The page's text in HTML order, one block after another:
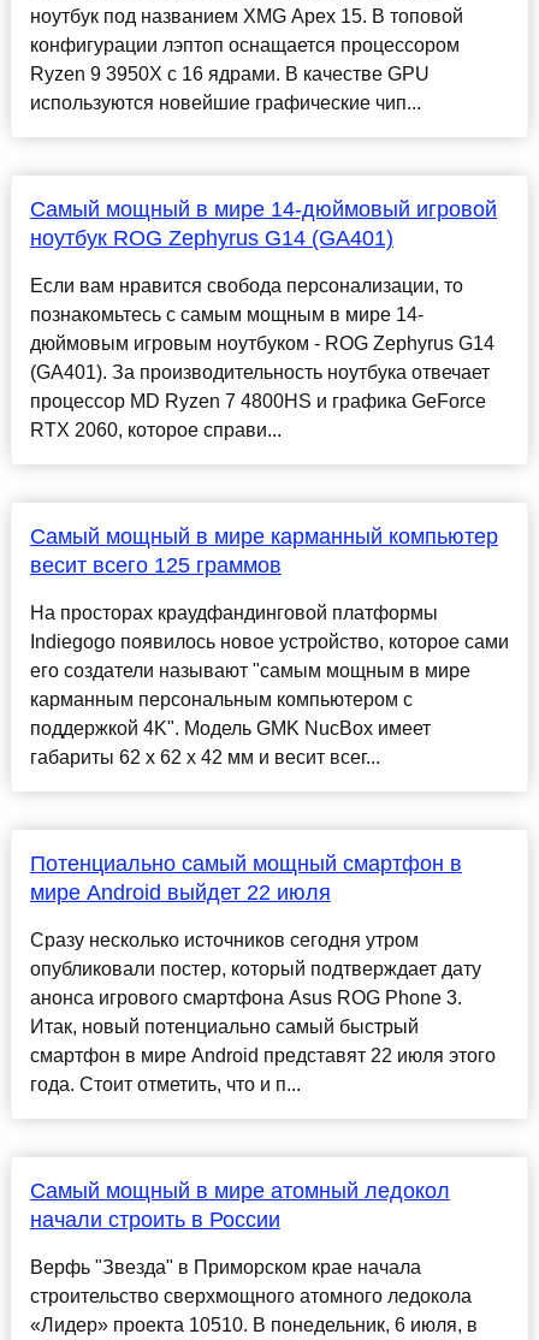
ноутбук под названием XMG Apex 15. В топовой
конфигурации лэптоп оснащается процессором
Ryzen 9 3950X с 16 ядрами. В качестве GPU
используются новейшие графические чип...
Самый мощный в мире 14-дюймовый игровой
ноутбук ROG Zephyrus G14 (GA401)
Если вам нравится свобода персонализации, то
познакомьтесь с самым мощным в мире 14-
дюймовым игровым ноутбуком - ROG Zephyrus G14
(GA401). За производительность ноутбука отвечает
процессор MD Ryzen 7 4800HS и графика GeForce
RTX 2060, которое справи...
Самый мощный в мире карманный компьютер
весит всего 125 граммов
На просторах краудфандинговой платформы
Indiegogo появилось новое устройство, которое сами
его создатели называют "самым мощным в мире
карманным персональным компьютером с
поддержкой 4K". Модель GMK NucBox имеет
габариты 62 x 62 x 42 мм и весит всег...
Потенциально самый мощный смартфон в
мире Android выйдет 22 июля
Сразу несколько источников сегодня утром
опубликовали постер, который подтверждает дату
анонса игрового смартфона Asus ROG Phone 3.
Итак, новый потенциально самый быстрый
смартфон в мире Android представят 22 июля этого
года. Стоит отметить, что и п...
Самый мощный в мире атомный ледокол
начали строить в России
Верфь "Звезда" в Приморском крае начала
строительство сверхмощного атомного ледокола
«Лидер» проекта 10510. В понедельник, 6 июля, в